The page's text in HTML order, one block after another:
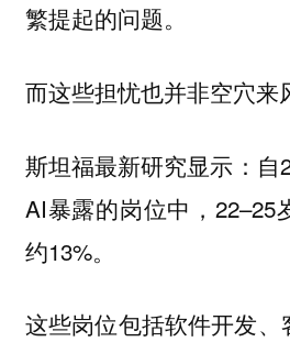
繁提起的问题。
而这些担忧也并非空穴来
斯坦福最新研究显示：自
AI暴露的岗位中，22–25
约13%。
这些岗位包括软件开发